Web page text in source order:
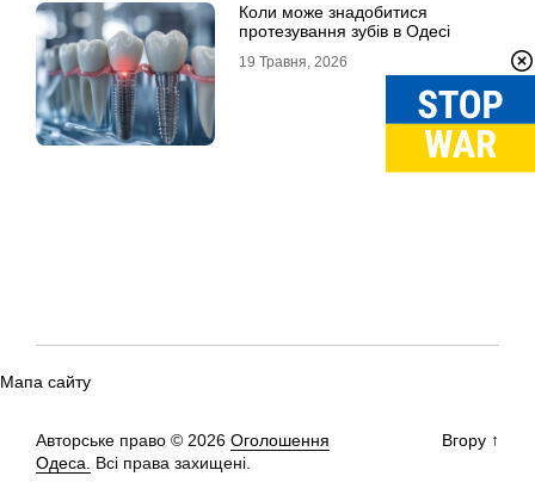
Коли може знадобитися
протезування зубів в Одесі
19 Травня, 2026
Мапа сайту
Авторське право © 2026 Оголошення
Одеса.
Всі права захищені.
Вгору ↑